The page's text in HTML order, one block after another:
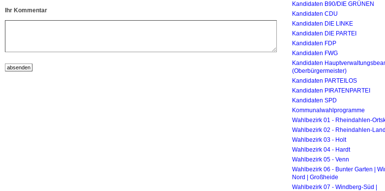
Ihr Kommentar
Kandidaten B90/DIE GRÜNEN
Kandidaten CDU
Kandidaten DIE LINKE
Kandidaten DIE PARTEI
Kandidaten FDP
Kandidaten FWG
Kandidaten
(Oberbürgermeister)
Kandidaten PARTEILOS
Kandidaten PIRATENPARTEI
Kandidaten SPD
Kommunalwahlprogramme
Wahlbezirk 01 - Rheindahlen-
Wahlbezirk 02 - Rheindahlen-Land
Wahlbezirk 03 - Holt
Wahlbezirk 04 - Hardt
Wahlbezirk 05 - Venn
Wahlbezirk 06 - Bunter Garten |
Nord | Großheide
Wahlbezirk 07 - Windberg-Süd |